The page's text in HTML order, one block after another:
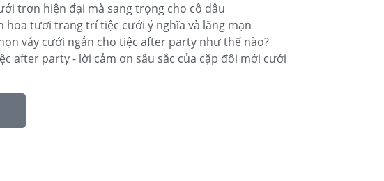
trơn hiện đại mà sang trọng cho cô dâu
hoa tươi trang trí tiệc cưới ý nghĩa và lãng mạn
váy cưới ngắn cho tiệc after party như thế nào?
after party - lời cảm ơn sâu sắc của cặp đôi mới cưới